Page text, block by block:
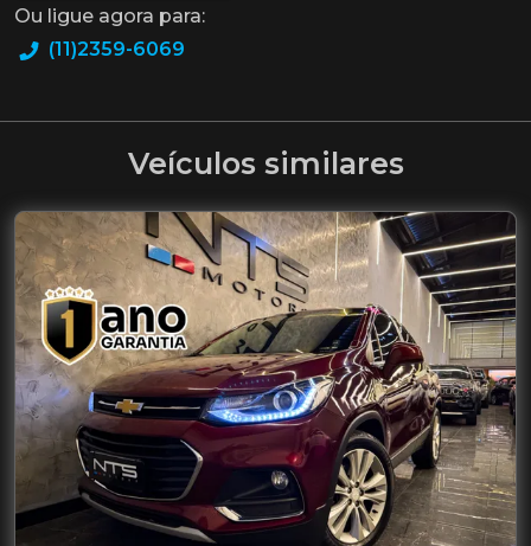
Ou ligue agora para:
(11)2359-6069
Veículos similares